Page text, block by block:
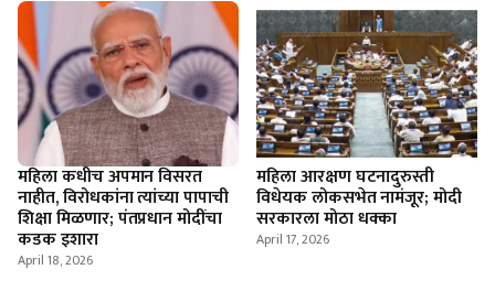
महिला कधीच अपमान विसरत
नाहीत, विरोधकांना त्यांच्या पापाची
शिक्षा मिळणार; पंतप्रधान मोदींचा
कडक इशारा
April 18, 2026
महिला आरक्षण घटनादुरुस्ती
विधेयक लोकसभेत नामंजूर; मोदी
सरकारला मोठा धक्का
April 17, 2026